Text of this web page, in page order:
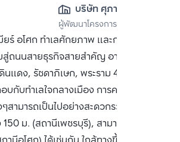
บริษัท ศุภาลัย จำกัด
(มหาชน)
ผู้พัฒนาโครงการ
ร์ อโศก ทำเลศักยภาพ และการคมนาคมที่
ถนนสายธุรกิจสายสำคัญ อาทิ ถ.อโศก,
แดง, รัชดาภิเษก, พระราม 4 ได้อย่าง
บกับทำเลใจกลางเมือง การคมนาคม การ
ามารถเป็นไปอย่างสะดวกรวดเร็ว ใกล้
ม. (สถานีเพชรบุรี), สามารถเชื่อมต่อไป